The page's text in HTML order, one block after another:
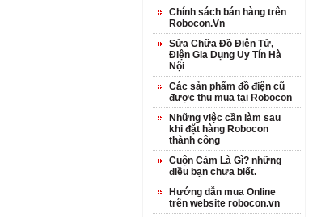
Chính sách bán hàng trên
Robocon.Vn
Sửa Chữa Đồ Điện Tử,
Điện Gia Dụng Uy Tín Hà
Nội
Các sản phẩm đồ điện cũ
được thu mua tại Robocon
Những việc cần làm sau
khi đặt hàng Robocon
thành công
Cuộn Cảm Là Gì? những
điều bạn chưa biết.
Hướng dẫn mua Online
trên website robocon.vn